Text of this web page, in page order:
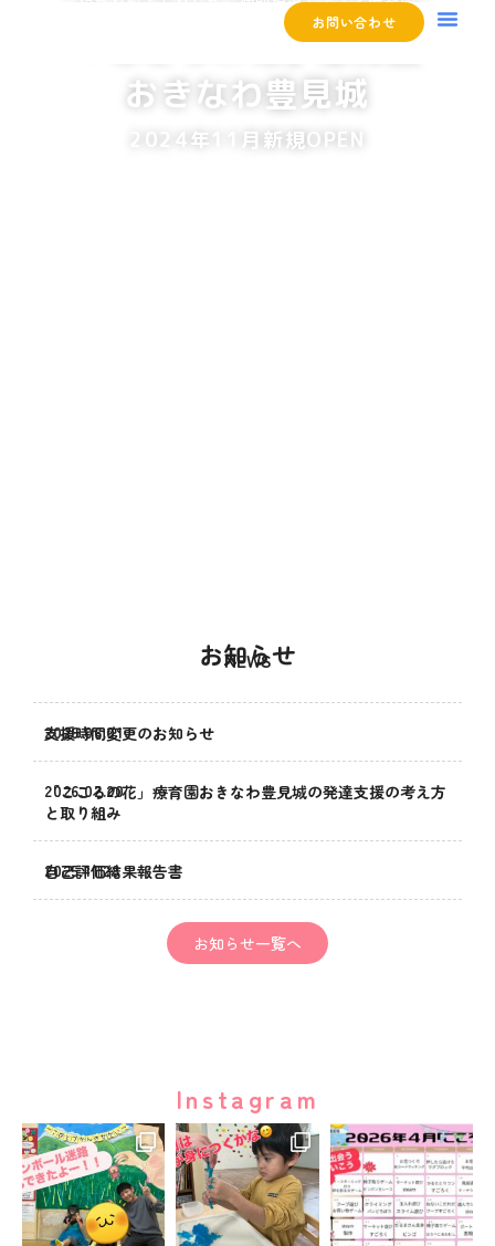
お問い合わせ
「こころの花」療育園
おきなわ豊見城
2024年11月新規OPEN
お知らせ
NEWS
2026.06.01
支援時間変更のお知らせ
2026.02.20
「こころの花」療育園おきなわ豊見城の発達支援の考え方
と取り組み
2025.11.28
自己評価結果報告書
お知らせ一覧へ
Instagram